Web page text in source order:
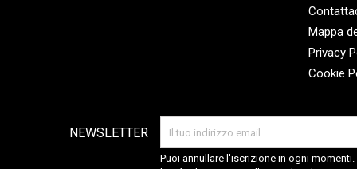
Mappa
Privacy
Cookie
NEWSLETTER
Puoi annullare l'iscrizione in ogni